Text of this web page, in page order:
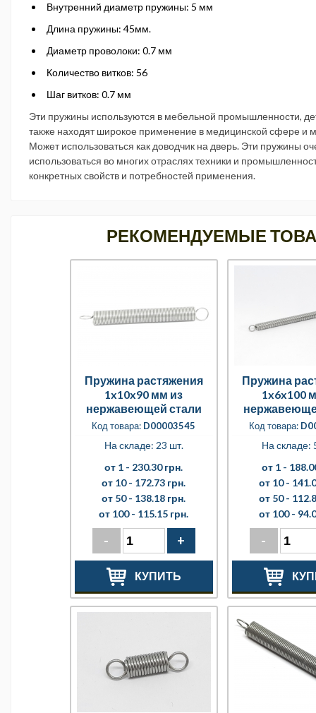
Внутренний диаметр пружины: 5 мм
Длина пружины: 45мм.
Диаметр проволоки: 0.7 мм
Количество витков: 56
Шаг витков: 0.7 мм
Эти пружины используются в мебельной промышленности,
также находят широкое применение в медицинской сфере и
Может использоваться как доводчик на дверь. Эти пружины
использоваться во многих отраслях техники и
конкретных свойств и потребностей применения.
РЕКОМЕНДУЕМЫЕ
Пружина растяжения
1x10x90 мм из
нержавеющей стали
Код товара: D00003545
На складе: 23 шт.
от 1 - 230.30 грн.
от 10 - 172.73 грн.
от 50 - 138.18 грн.
от 100 - 115.15 грн.
- +
КУПИТЬ
Пружина
1x6x100
Код товара:
На складе:
от 1 -
от 10 -
от 50 -
от 100 -
-